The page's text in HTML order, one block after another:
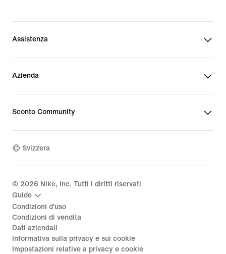
Assistenza
Azienda
Sconto Community
Svizzera
© 2026 Nike, Inc. Tutti i diritti riservati
Guide
Condizioni d'uso
Condizioni di vendita
Dati aziendali
Informativa sulla privacy e sui cookie
Impostazioni relative a privacy e cookie